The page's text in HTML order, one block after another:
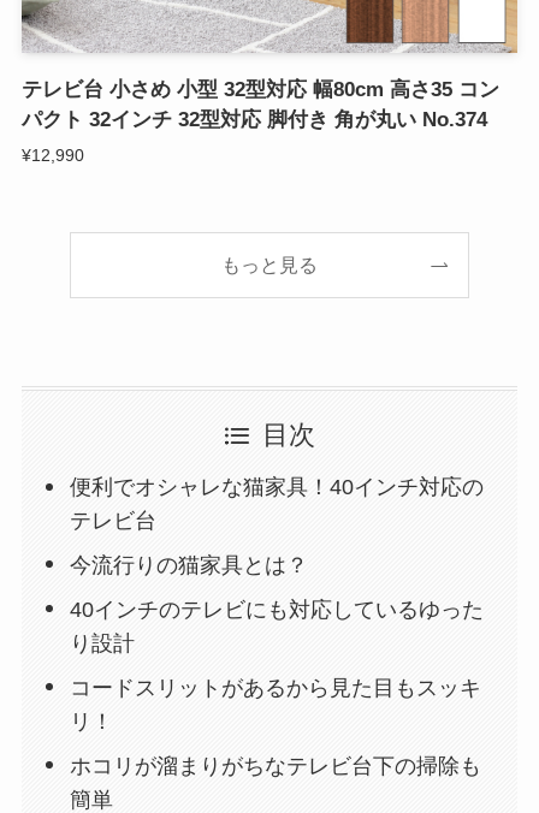
テレビ台 小さめ 小型 32型対応 幅80cm 高さ35 コン
パクト 32インチ 32型対応 脚付き 角が丸い No.374
¥12,990
もっと見る
目次
便利でオシャレな猫家具！40インチ対応の
テレビ台
今流行りの猫家具とは？
40インチのテレビにも対応しているゆった
り設計
コードスリットがあるから見た目もスッキ
リ！
ホコリが溜まりがちなテレビ台下の掃除も
簡単